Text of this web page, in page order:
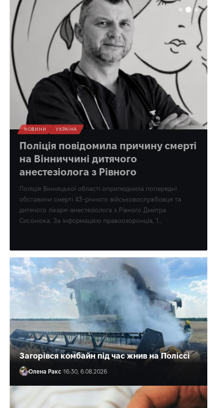
НОВИНИ УКРАЇНА
Поліція повідомила причину смерті
на Вінниччині дитячого
анестезіолога з Рівного
Поліція Вінницької області оприлюднила попередні
обставини смерті 43-річного військовослужбовця та
дитячого лікаря-анестезіолога з Рівного Дмитра
Сисонюка. За інформацією правоохоронців, 1…
Загорівся комбайн під час жнив на Поліссі
Олена Ракс 16:30, 6.08.2026